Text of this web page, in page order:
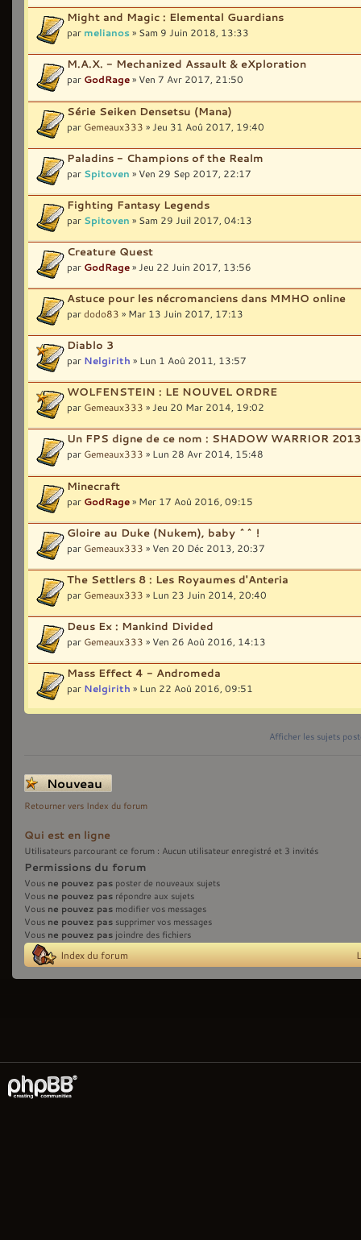
Might and Magic : Elemental Guardians
par melianos» Sam 9 Juin 2018, 13:33
M.A.X. - Mechanized Assault & eXploration
par GodRage» Ven 7 Avr 2017, 21:50
Série Seiken Densetsu (Mana)
par Gemeaux333 » Jeu 31 Aoû 2017, 19:40
Paladins - Champions of the Realm
par Spitoven » Ven 29 Sep 2017, 22:17
Fighting Fantasy Legends
par Spitoven » Sam 29 Juil 2017, 04:13
Creature Quest
par GodRage» Jeu 22 Juin 2017, 13:56
Astuce pour les nécromanciens dans MMHO online
pardodo83 » Mar 13 Juin 2017, 17:13
Diablo 3
par Nelgirith » Lun 1 Aoû 2011, 13:57
WOLFENSTEIN : LE NOUVEL ORDRE
par Gemeaux333 » Jeu 20 Mar 2014, 19:02
Un FPS digne de ce nom : SHADOW WARRIOR 2013
par Gemeaux333 » Lun 28 Avr 2014, 15:48
Minecraft
par GodRage» Mer 17 Aoû 2016, 09:15
Gloire au Duke (Nukem), baby ^^ !
par Gemeaux333 » Ven 20 Déc 2013, 20:37
The Settlers 8 : Les Royaumes d'Anteria
par Gemeaux333 » Lun 23 Juin 2014, 20:40
Deus Ex : Mankind Divided
par Gemeaux333 » Ven 26 Aoû 2016, 14:13
Mass Effect 4 - Andromeda
par Nelgirith » Lun 22 Aoû 2016, 09:51
Afficher les sujets
Écrire un nouveau
sujet
Retourner vers Index du forum
Qui est en ligne
Utilisateurs parcourant ce forum : Aucun utilisateur enregistré et 3 invités
Permissions du forum
Vous ne pouvez pas poster de nouveaux sujets
Vous ne pouvez pas répondre aux sujets
Vous ne pouvez pas modifier vos messages
Vous ne pouvez pas supprimer vos messages
Vous ne pouvez pas joindre des fichiers
Index du forum